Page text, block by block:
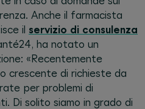
Anche il farmacista
il servizio di consulenza
ha notato un
«Recentemente
crescente di richieste da
per problemi di
Di solito siamo in grado di